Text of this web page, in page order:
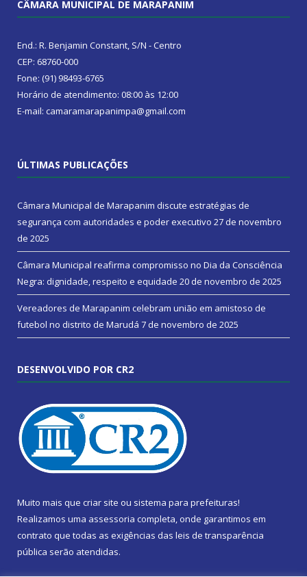
CÂMARA MUNICIPAL DE MARAPANIM
End.: R. Benjamin Constant, S/N - Centro
CEP: 68760-000
Fone: (91) 98493-6765
Horário de atendimento: 08:00 às 12:00
E-mail: camaramarapanimpa@gmail.com
ÚLTIMAS PUBLICAÇÕES
Câmara Municipal de Marapanim discute estratégias de
segurança com autoridades e poder executivo 27 de novembro
de 2025
Câmara Municipal reafirma compromisso no Dia da Consciência
Negra: dignidade, respeito e equidade 20 de novembro de 2025
Vereadores de Marapanim celebram união em amistoso de
futebol no distrito de Marudá 7 de novembro de 2025
DESENVOLVIDO POR CR2
Muito mais que criar site ou sistema para prefeituras!
Realizamos uma assessoria completa, onde garantimos em
contrato que todas as exigências das leis de transparência
pública serão atendidas.